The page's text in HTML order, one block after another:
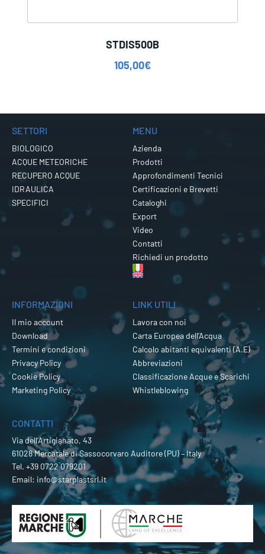
STDIS500B
105,00€
SETTORI
BIOLOGICO
ACQUE METEORICHE
RECUPERO ACQUE
IDRAULICA
SPECIFICI
MENU
Azienda
Prodotti
Approfondimenti Tecnici
Certificazioni e Brevetti
Cataloghi
Export
Video
Contatti
Richiedi un prodotto
INFORMAZIONI
Il mio account
Download
Termini e condizioni
Privacy Policy
Cookie Policy
Marketing Policy
LINK UTILI
Lavora con noi
Carta Europea dell’Acqua
Calcolo abitanti equivalenti (A.E)
Abbreviazioni
Classificazione Acque e Scarichi
Whistleblowing
CONTATTI
Via dell’Artigianato, 43
61028 Mercatale di Sassocorvaro Auditore (PU) – Italy
Tel. +39 0722 079201
Email: info@starplastsrl.it